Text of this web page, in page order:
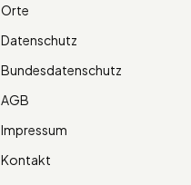
Orte
Datenschutz
Bundesdatenschutz
AGB
Impressum
Kontakt